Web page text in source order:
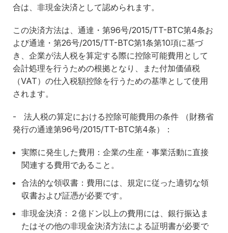
合は、非現金決済として認められます。
この決済方法は、通達・第96号/2015/TT-BTC第4条お
よび通達・第26号/2015/TT-BTC第1条第10項に基づ
き、企業が法人税を算定する際に控除可能費用として
会計処理を行うための根拠となり、また付加価値税
（VAT）の仕入税額控除を行うための基準として使用
されます。
- 法人税の算定における控除可能費用の条件 （財務省
発行の通達第96号/2015/TT-BTC第4条）：
実際に発生した費用：企業の生産・事業活動に直接
関連する費用であること。
合法的な領収書：費用には、規定に従った適切な領
収書および証憑が必要です。
非現金決済：２億ドン以上の費用には、銀行振込ま
たはその他の非現金決済方法による証明書が必要で